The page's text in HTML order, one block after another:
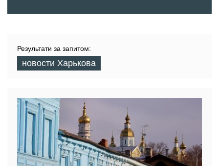
Результати за запитом:
новости Харькова